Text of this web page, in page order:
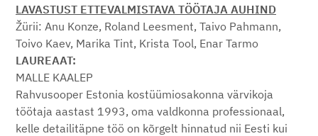
LAVASTUST ETTEVALMISTAVA TÖÖTAJA AUHIND
Žürii: Anu Konze, Roland Leesment, Taivo Pahmann,
Toivo Kaev, Marika Tint, Krista Tool, Enar Tarmo
LAUREAAT:
MALLE KAALEP
Rahvusooper Estonia kostüümiosakonna värvikoja
töötaja aastast 1993, oma valdkonna professionaal,
kelle detailitäpne töö on kõrgelt hinnatud nii Eesti kui